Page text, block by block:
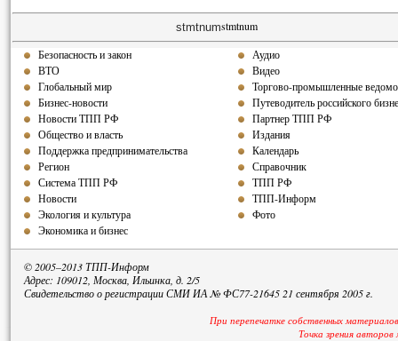
stmtnumstmtnum
Безопасность и закон
ВТО
Глобальный мир
Бизнес-новости
Новости ТПП РФ
Общество и власть
Поддержка предпринимательства
Регион
Система ТПП РФ
Новости
Экология и культура
Экономика и бизнес
Аудио
Видео
Торгово-промышленные
Путеводитель российского
Партнер ТПП РФ
Издания
Календарь
Справочник
ТПП РФ
ТПП-Информ
Фото
© 2005–2013 ТПП-Информ
Адрес: 109012, Москва, Ильинка, д. 2/5
Свидетельство о регистрации СМИ ИА № ФС77-21645 21 сентября 2005 г.
При перепечатке собственных
Точка зрения